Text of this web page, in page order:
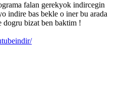
falan gerekyok indircegin
indire bas bekle o iner bu arada
bizat ben baktim !